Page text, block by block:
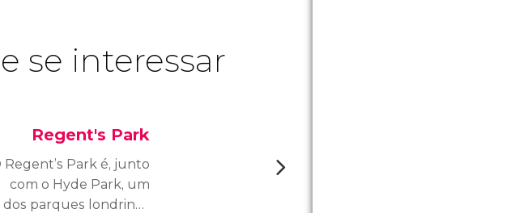
se interessar
Regent's Park
Regent’s Park é, junto
com o Hyde Park, um
dos parques londrinos